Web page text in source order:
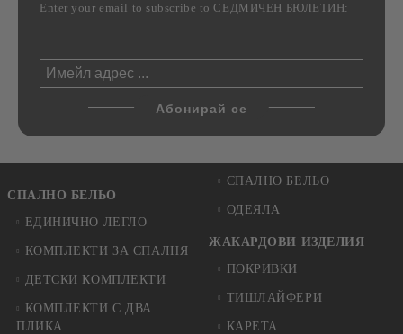
Enter your email to subscribe to СЕДМИЧЕН БЮЛЕТИН:
СПАЛНО БЕЛЬО
ЕДИНИЧНО ЛЕГЛО
КОМПЛЕКТИ ЗА СПАЛНЯ
ДЕТСКИ КОМПЛЕКТИ
КОМПЛЕКТИ С ДВА
ПЛИКА
СПАЛНО БЕЛЬО
ОДЕЯЛА
ЖАКАРДОВИ ИЗДЕЛИЯ
ПОКРИВКИ
ТИШЛАЙФЕРИ
КАРЕТА